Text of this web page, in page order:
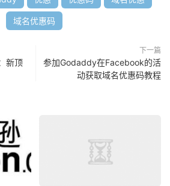
域名优惠码
新顶
下一篇
参加Godaddy在Facebook的活
动获取域名优惠码教程